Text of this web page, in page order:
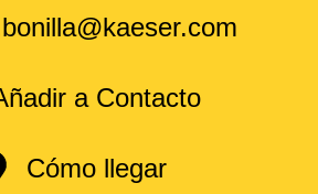
a Contacto
Cómo llegar